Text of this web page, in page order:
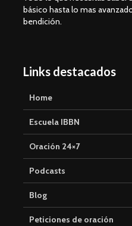
básico hasta lo mas
bendición.
Links destacados
Home
Escuela IBBN
Oración 24×7
Podcasts
Blog
Peticiones de oración